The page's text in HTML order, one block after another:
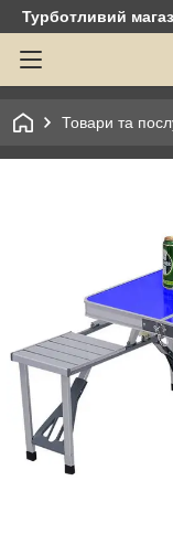
Турботливий
Товари та